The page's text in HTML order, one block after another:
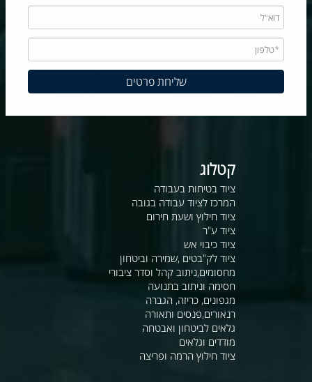
קטלוג
ציוד בטיחות בעבודה
המרכז לציוד עבודה בגובה
ציוד חילוץ ושעת חירום
ציוד ע"ר
ציוד כיבוי אש
ציוד לק"בטים ,שמירה וביטחון
מחסומים,ניתוב קהל וסדר ציבורי
חסימה וניתוב בתנועה
מגפונים, כריזה, הגברה
רנאורים,פנסים ותאורה
גלאים לביטחון ואבטחה
מודדים וגלאים
ציוד חילוץ הרמה ופריצה